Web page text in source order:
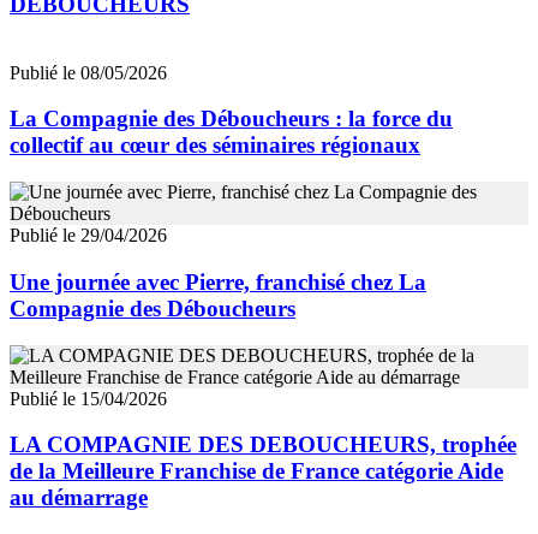
Publié le 08/05/2026
La Compagnie des Déboucheurs : la force du
collectif au cœur des séminaires régionaux
Publié le 29/04/2026
Une journée avec Pierre, franchisé chez La
Compagnie des Déboucheurs
Publié le 15/04/2026
LA COMPAGNIE DES DEBOUCHEURS, trophée
de la Meilleure Franchise de France catégorie Aide
au démarrage